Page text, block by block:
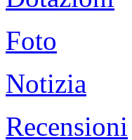
Foto
Notizia
Recensioni